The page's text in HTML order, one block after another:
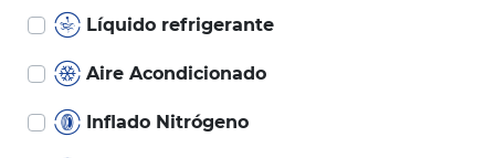
Líquido refrigerante
Aire Acondicionado
Inflado Nitrógeno